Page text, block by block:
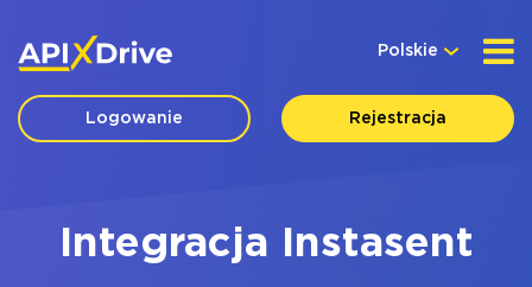
Polskie
Logowanie Rejestracja
Integracja Instasent